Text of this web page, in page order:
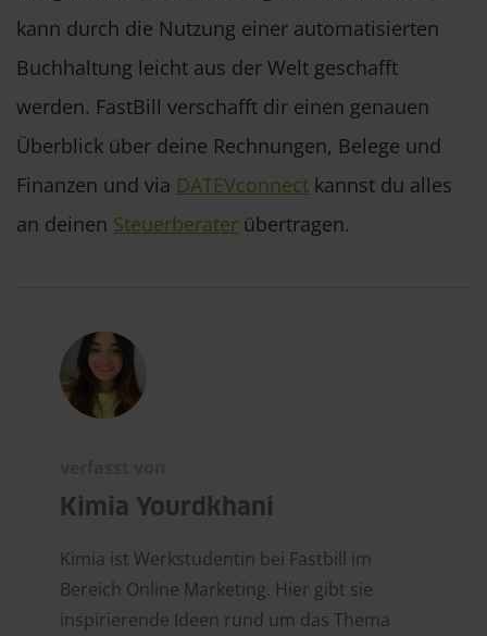
kann durch die Nutzung einer automatisierten
Buchhaltung leicht aus der Welt geschafft
werden. FastBill verschafft dir einen genauen
Überblick über deine Rechnungen, Belege und
Finanzen und via DATEVconnect kannst du alles
an deinen Steuerberater übertragen.
Kimia Yourdkhani
Kimia ist Werkstudentin bei Fastbill im
Bereich Online Marketing. Hier gibt sie
inspirierende Ideen rund um das Thema